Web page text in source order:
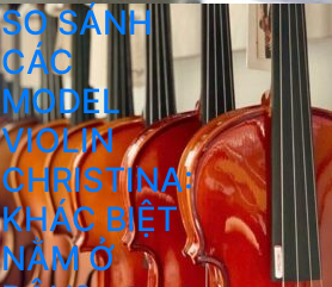
SO SÁNH
CÁC
MODEL
VIOLIN
CHRISTINA:
KHÁC BIỆT
NẰM Ở